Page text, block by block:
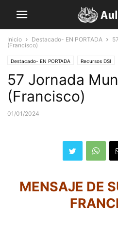
Inicio Destacado- EN PORTADA
(Francisco)
Destacado- EN PORTADA Recursos DSI
57 Jornada
(Francisco)
01/01/2024
MENSAJE DE